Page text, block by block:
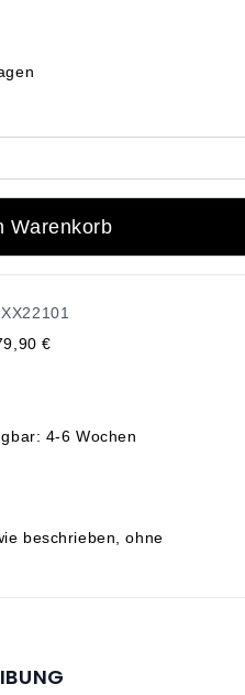
Warenkorb
€
4-6 Wochen
beschrieben, ohne